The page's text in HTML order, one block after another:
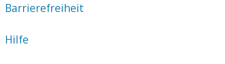
Barrierefreiheit
Hilfe